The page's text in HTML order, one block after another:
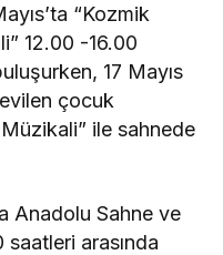
“Kozmik
12.00 -16.00
17 Mayıs
çocuk
ile sahnede
Anadolu Sahne ve
saatleri arasında